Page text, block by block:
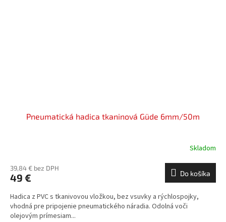
Pneumatická hadica tkaninová Güde 6mm/50m
Skladom
39,84 € bez DPH
49 € Do košíka
Hadica z PVC s tkanivovou vložkou, bez vsuvky a rýchlospojky,
vhodná pre pripojenie pneumatického náradia. Odolná voči
olejovým prímesiam...